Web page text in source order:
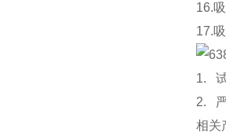
16.
17.
1. 试
2. 严
相关